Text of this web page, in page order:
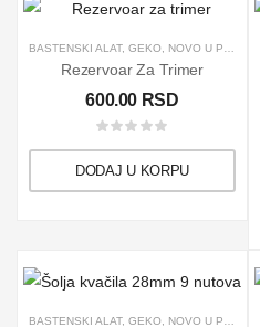
BAŠTENSKI ALAT, GEKO NOVO U PONUDI
Rezervoar Za Trimer
600.00 RSD
DODAJ U KORPU
BAŠTENSKI ALAT, GEKO, NOVO U PONUDI